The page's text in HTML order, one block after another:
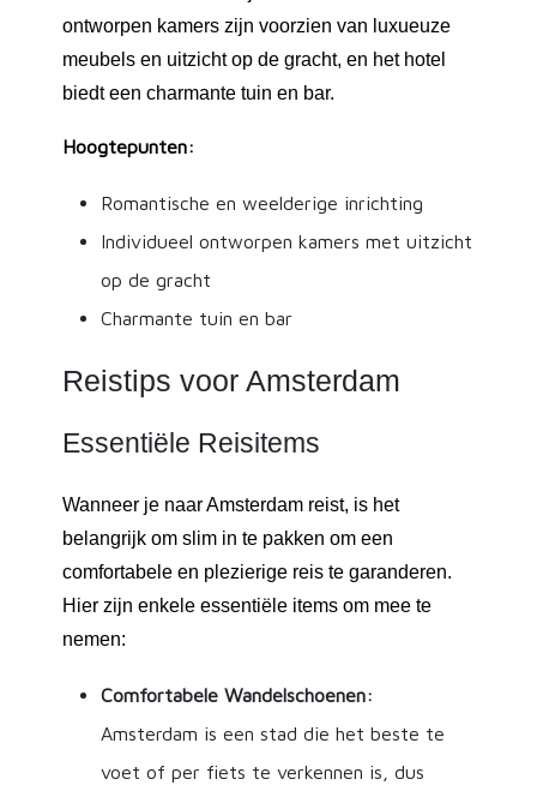
ontworpen kamers zijn voorzien van luxueuze
meubels en uitzicht op de gracht, en het hotel
biedt een charmante tuin en bar.
Hoogtepunten:
Romantische en weelderige inrichting
Individueel ontworpen kamers met uitzicht
op de gracht
Charmante tuin en bar
Reistips voor Amsterdam
Essentiële Reisitems
Wanneer je naar Amsterdam reist, is het
belangrijk om slim in te pakken om een
comfortabele en plezierige reis te garanderen.
Hier zijn enkele essentiële items om mee te
nemen:
Comfortabele Wandelschoenen:
Amsterdam is een stad die het beste te
voet of per fiets te verkennen is, dus